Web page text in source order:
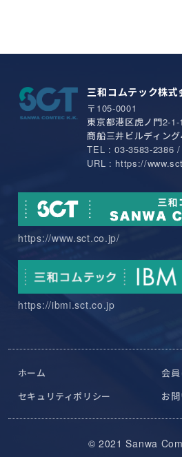
三和コムテック株式
〒105-0001
東京都港区虎ノ門2-1-1
商船三井ビルディン
TEL : 03-3583-2386
URL : https://
https://www.sct.co.jp/
https://ibmi.sct.co.jp
ホーム
会
セキュリティポリシー
お
© 2021 Sanwa